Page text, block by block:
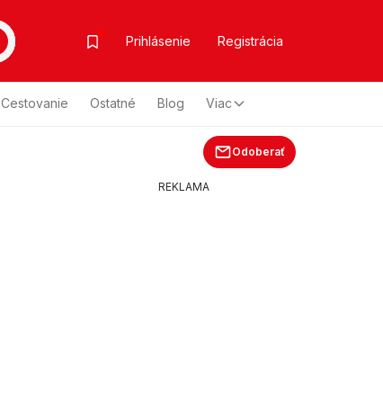
Prihlásenie Registrácia
Cestovanie Ostatné Blog Viac
Odoberať
REKLAMA